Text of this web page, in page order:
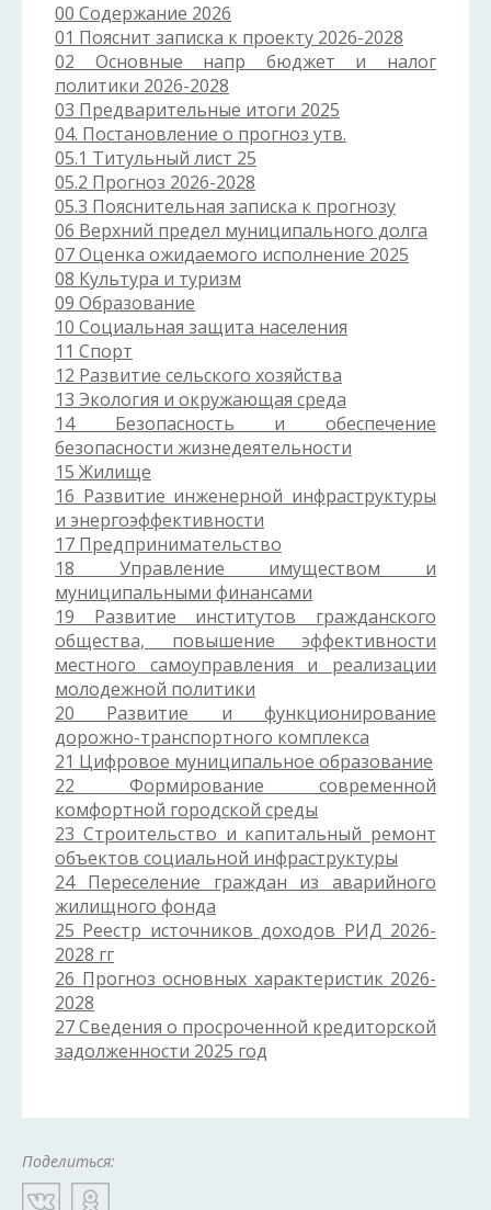
00 Содержание 2026
01 Пояснит записка к проекту 2026-2028
02 Основные напр бюджет и налог
политики 2026-2028
03 Предварительные итоги 2025
04. Постановление о прогноз утв.
05.1 Титульный лист 25
05.2 Прогноз 2026-2028
05.3 Пояснительная записка к прогнозу
06 Верхний предел муниципального долга
07 Оценка ожидаемого исполнение 2025
08 Культура и туризм
09 Образование
10 Социальная защита населения
11 Спорт
12 Развитие сельского хозяйства
13 Экология и окружающая среда
14 Безопасность и обеспечение
безопасности жизнедеятельности
15 Жилище
16 Развитие инженерной инфраструктуры
и энергоэффективности
17 Предпринимательство
18 Управление имуществом и
муниципальными финансами
19 Развитие институтов гражданского
общества, повышение эффективности
местного самоуправления и реализации
молодежной политики
20 Развитие и функционирование
дорожно-транспортного комплекса
21 Цифровое муниципальное образование
22 Формирование современной
комфортной городской среды
23 Строительство и капитальный ремонт
объектов социальной инфраструктуры
24 Переселение граждан из аварийного
жилищного фонда
25 Реестр источников доходов РИД 2026-
2028 гг
26 Прогноз основных характеристик 2026-
2028
27 Сведения о просроченной кредиторской
задолженности 2025 год
Поделиться: